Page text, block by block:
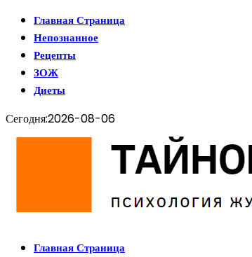
Главная Страница
Непознанное
Рецепты
ЗОЖ
Диеты
Сегодня:2026-08-06
Главная Страница